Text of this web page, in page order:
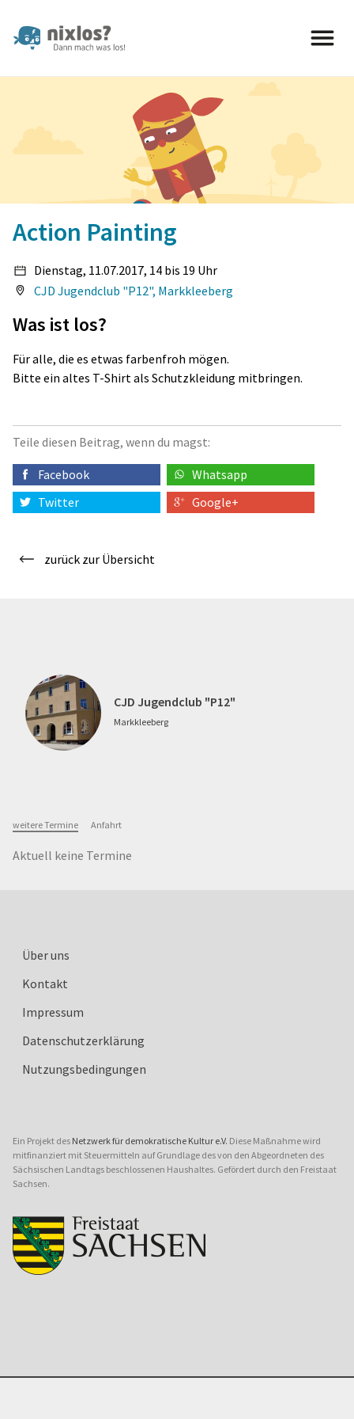
nixlos? Dann mach was
Action Painting
Dienstag, 11.07.2017, 14 bis 19 Uhr
CJD Jugendclub "P12", Markkleeberg
Was ist los?
Für alle, die es etwas farbenfroh mögen.
Bitte ein altes T-Shirt als Schutzkleidung mitbringen.
Teile diesen Beitrag, wenn du magst:
Facebook
Whatsapp
Twitter
Google+
zurück zur Übersicht
CJD Jugendclub "P12"
Markkleeberg
weitere Termine Anfahrt
Aktuell keine Termine
Über uns
Kontakt
Impressum
Datenschutzerklärung
Nutzungsbedingungen
Ein Projekt des Netzwerk für demokratische Kultur e.V. Diese Maßnahme wird
mitfinanziert mit Steuermitteln auf Grundlage des von den Abgeordneten des
Sächsischen Landtags beschlossenen Haushaltes. Gefördert durch den Freistaat
Sachsen.